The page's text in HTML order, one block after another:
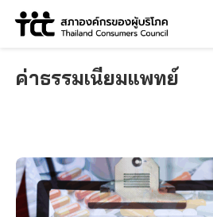
Skip
ค่าธรรมเนียมแพทย์